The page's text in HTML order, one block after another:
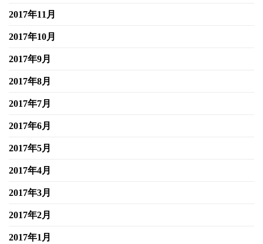
2017年11月
2017年10月
2017年9月
2017年8月
2017年7月
2017年6月
2017年5月
2017年4月
2017年3月
2017年2月
2017年1月